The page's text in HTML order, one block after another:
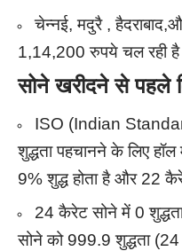
चेन्नई, मदुरै ,
1,14,200 रुपये चल रही है
सोने खरीदने से पहले
ISO (Indian
शुद्धता पहचानने के लिए
9% शुद्ध होता है और 22
24 कैरेट सोने में 0
सोने को 999.9 शुद्धता